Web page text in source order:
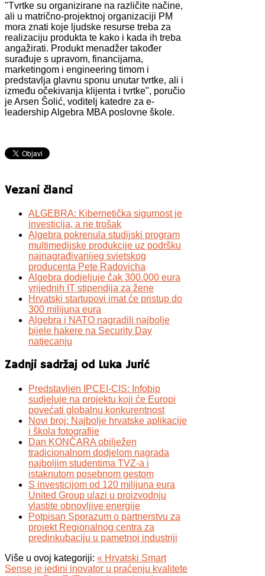
"Tvrtke su organizirane na različite načine,
ali u matrično-projektnoj organizaciji PM
mora znati koje ljudske resurse treba za
realizaciju produkta te kako i kada ih treba
angažirati. Produkt menadžer također
surađuje s upravom, financijama,
marketingom i engineering timom i
predstavlja glavnu sponu unutar tvrtke, ali i
između očekivanja klijenta i tvrtke", poručio
je Arsen Šolić, voditelj katedre za e-
leadership Algebra MBA poslovne škole.
Vezani članci
ALGEBRA: Kibernetička sigurnost je
investicija, a ne trošak
Algebra pokrenula studijski program
multimedijske produkcije uz podršku
najnagrađivanijeg svjetskog
producenta Pete Radovicha
Algebra dodjeljuje čak 300.000 eura
vrijednih IT stipendija za žene
Hrvatski startupovi imat će pristup do
300 milijuna eura
Algebra i NATO nagradili najbolje
bijele hakere na Security Day
natjecanju
Zadnji sadržaj od Luka Jurić
Predstavljen IPCEI-CIS: Infobip
sudjeluje na projektu koji će Europi
povećati globalnu konkurentnost
Novi broj: Najbolje hrvatske aplikacije
i škola fotografije
Dan KONČARA obilježen
tradicionalnom dodjelom nagrada
najboljim studentima TVZ-a i
istaknutom posebnom gestom
S investicijom od 120 milijuna eura
United Group ulazi u proizvodnju
vlastite obnovljive energije
Potpisan Sporazum o partnerstvu za
projekt Regionalnog centra za
predinkubaciju u pametnoj industriji
Više u ovoj kategoriji: « Hrvatski Smart
Sense je jedini inovator u praćenju kvalitete